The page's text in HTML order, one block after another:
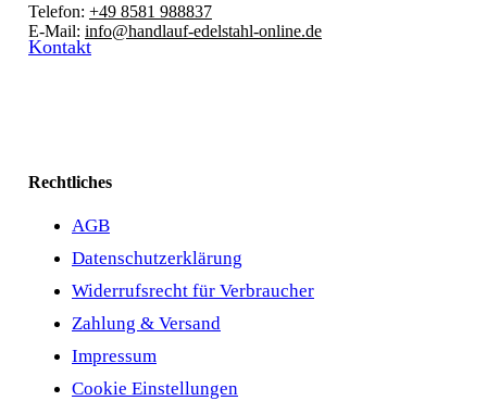
Telefon: +49 8581 988837
E-Mail: info@handlauf-edelstahl-online.de
Kontakt
Rechtliches
AGB
Datenschutzerklärung
Widerrufsrecht für Verbraucher
Zahlung & Versand
Impressum
Cookie Einstellungen